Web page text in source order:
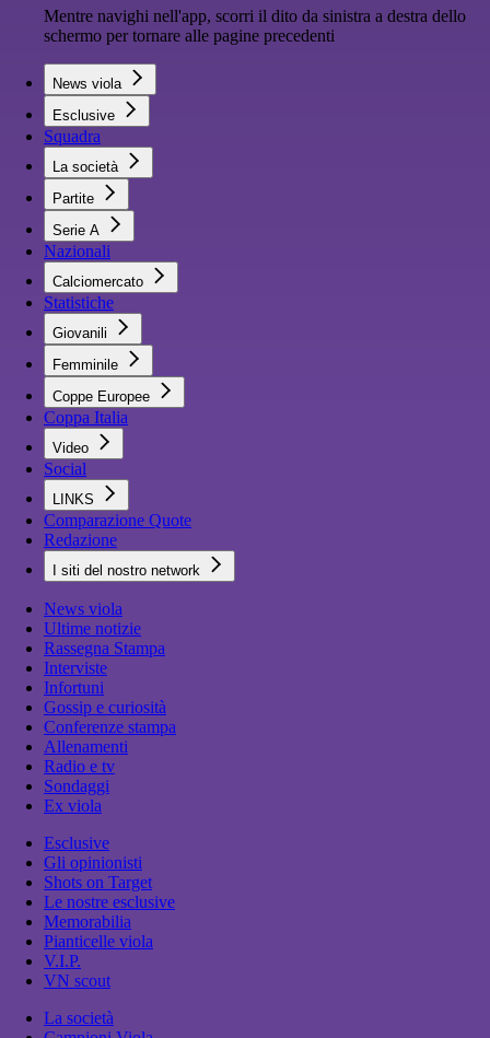
Mentre navighi nell'app, scorri il dito da sinistra a destra dello
schermo per tornare alle pagine precedenti
News viola
Esclusive
Squadra
La società
Partite
Serie A
Nazionali
Calciomercato
Statistiche
Giovanili
Femminile
Coppe Europee
Coppa Italia
Video
Social
LINKS
Comparazione Quote
Redazione
I siti del nostro network
News viola
Ultime notizie
Rassegna Stampa
Interviste
Infortuni
Gossip e curiosità
Conferenze stampa
Allenamenti
Radio e tv
Sondaggi
Ex viola
Esclusive
Gli opinionisti
Shots on Target
Le nostre esclusive
Memorabilia
Pianticelle viola
V.I.P.
VN scout
La società